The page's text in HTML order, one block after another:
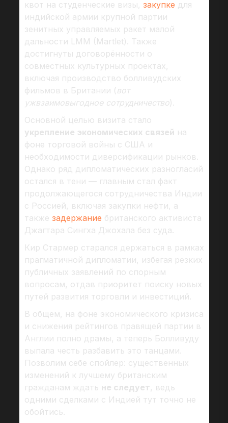
квот на студенческие визы, закупке для
индийской армии крупной партии
зенитных управляемых ракет малой
дальности LMM (Martlet). Также
достигнуты договорённости о
совместных культурных проектах,
включая производство болливудских
фильмов в Британии ( вот
ужвзаимовыгодное сотрудничество).
Основной целью визита стало
укрепление экономических связей на
фоне торговой войны с США и
необходимости диверсификации рынков.
Однако ряд дипломатических разногласий
остался в тени — главным стал факт
продолжающегося сотрудничества Индии
с Россией, включая закупки нефти, а
также задержание британского активиста
Джагтара Сингха Джохала без суда.
Кир Стармер старался держаться в рамках
прагматичной дипломатии, избегая резких
публичных заявлений по спорным
вопросам, отдав приоритет поиску новых
путей развития торговли и инвестиций.
В общем, на фоне экономического кризиса
и снижения рейтингов правящей партии в
Англии полно драмы, а теперь Болливуду
выпала честь разбавить это танцами.
Позволим себе спойлер: существенных
изменений к лучшему британским
гражданам ждать не следует, ведь
одними сделками с Индией тут точно не
обойтись.